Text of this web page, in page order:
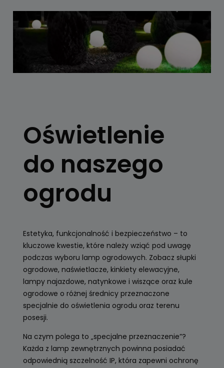
Kule, latarnie
ogrodowe, girlandy
Oświetlenie
do naszego
ogrodu
Estetyka, funkcjonalność i bezpieczeństwo – to
kluczowe kwestie, które należy wziąć pod uwagę
podczas wyboru lamp ogrodowych. Zobacz słupki
ogrodowe, naświetlacze, kinkiety elewacyjne,
lampy najazdowe, natynkowe i wiszące oraz kule
ogrodowe o różnej średnicy przeznaczone
specjalnie do oświetlenia ogrodu oraz terenu
posesji.
Na czym polega to „specjalne przeznaczenie”?
Każda z lamp zewnętrznych powinna posiadać
odpowiednią szczelność IP, która zapewni ochronę